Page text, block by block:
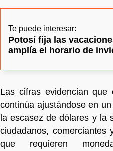
Te puede interesar:
Potosí fija las
amplía el horario de
Las cifras evidencian que
continúa ajustándose en
la escasez de dólares y la
ciudadanos, comerciantes
que requieren